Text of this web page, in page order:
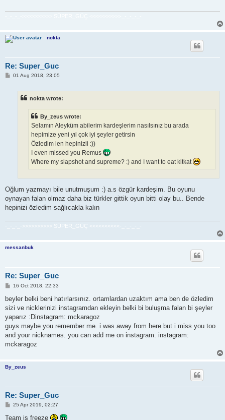
nokta
Re: Super_Guc
P01 Aug 2018, 23:05
nokta wrote:
By_zeus wrote:
Selamın Aleyküm abilerim kardeşlerim nasılsınız bu arada
hepimize yeni yıl çok iyi şeyler getirsin
Özledim len hepinizii :))
I even missed you Remus
Where my slapshot and supreme? :) and I want to eat kitkat
Oğlum yazmayı bile unutmuşum :) a.s özgür kardeşim. Bu oyunu
oynayan falan olmaz daha biz türkler gittik oyun bitti olay bu.. Bende
hepinizi özledim sağlıcakla kalın
-_-_-_->>>>>>>>>> SÜPER_GÜÇ <<<<<<<<<<-_-_-_-_-
messanbuk
Re: Super_Guc
P
s
t
16 Oct 2018, 22:33
beyler belki beni hatırlarsınız. ortamlardan uzaktım ama ben de özledim
sizi ve nicklerinizi instagramdan ekleyin belki bi buluşma falan bi şeyler
yaparız :Dinstagram: mckaragoz
guys maybe you remember me. i was away from here but i miss you too
and your nicknames. you can add me on instagram. instagram:
mckaragoz
By_zeus
Re: Super_Guc
P
s
25 Apr 2019, 02:27
Team is freeze